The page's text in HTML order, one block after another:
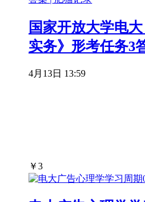
国家开放大学电
实务》形考任务3
4月13日 13:59
￥3